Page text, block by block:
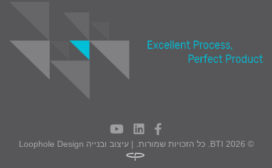
© 2026 BTI. כל הזכויות שמורות. | עיצוב ובנייה Loophole Design